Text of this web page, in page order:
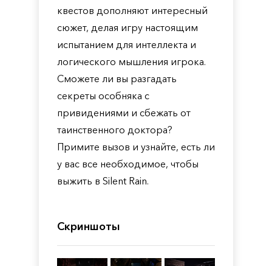
квестов дополняют интересный
сюжет, делая игру настоящим
испытанием для интеллекта и
логического мышления игрока.
Сможете ли вы разгадать
секреты особняка с
привидениями и сбежать от
таинственного доктора?
Примите вызов и узнайте, есть ли
у вас все необходимое, чтобы
выжить в Silent Rain.
Скриншоты